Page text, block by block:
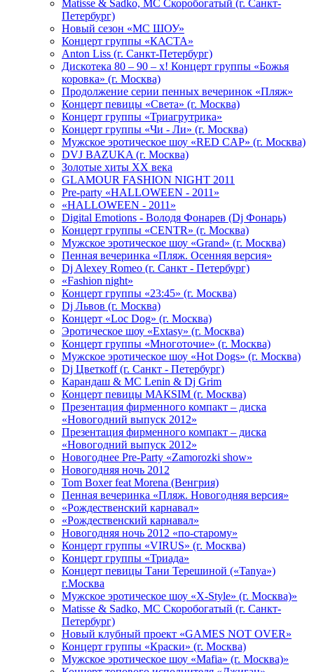
Matissе & Sadko, MC Скоробогатый (г. Санкт-
Петербург)
Новый сезон «МС ШОУ»
Концерт группы «КАСТА»
Anton Liss (г. Санкт-Петербург)
Дискотека 80 – 90 – х! Концерт группы «Божья
коровка» (г. Москва)
Продолжение серии пенных вечеринок «Пляж»
Концерт певицы «Света» (г. Москва)
Концерт группы «Триагрутрика»
Концерт группы «Чи - Ли» (г. Москва)
Мужское эротическое шоу «RED CAP» (г. Москва)
DVJ BAZUKA (г. Москва)
Золотые хиты XX века
GLAMOUR FASHION NIGHT 2011
Pre-party «HALLOWEEN - 2011»
«HALLOWEEN - 2011»
Digital Emotions - Володя Фонарев (Dj Фонарь)
Концерт группы «CENTR» (г. Москва)
Мужское эротическое шоу «Grand» (г. Москва)
Пенная вечеринка «Пляж. Осенняя версия»
Dj Alexey Romeo (г. Санкт - Петербург)
«Fashion night»
Концерт группы «23:45» (г. Москва)
Dj Львов (г. Москва)
Концерт «Loc Dog» (г. Москва)
Эротическое шоу «Extasy» (г. Москва)
Концерт группы «Многоточие» (г. Москва)
Мужское эротическое шоу «Hot Dogs» (г. Москва)
Dj Цветкоff (г. Санкт - Петербург)
Карандаш & МС Lenin & Dj Grim
Концерт певицы МАКSIМ (г. Москва)
Презентация фирменного компакт – диска
«Новогодний выпуск 2012»
Презентация фирменного компакт – диска
«Новогодний выпуск 2012»
Новогоднее Pre-Party «Zamorozki show»
Новогодняя ночь 2012
Tom Boxer feat Morena (Венгрия)
Пенная вечеринка «Пляж. Новогодняя версия»
«Рождественский карнавал»
«Рождественский карнавал»
Новогодняя ночь 2012 «по-старому»
Концерт группы «VIRUS» (г. Москва)
Концерт группы «Триада»
Концерт певицы Тани Терешиной («Tanya»)
г.Москва
Мужское эротическое шоу «X-Style» (г. Москва)»
Matissе & Sadko, MC Скоробогатый (г. Санкт-
Петербург)
Новый клубный проект «GAMES NOT OVER»
Концерт группы «Краски» (г. Москва)
Мужское эротическое шоу «Mafia» (г. Москва)»